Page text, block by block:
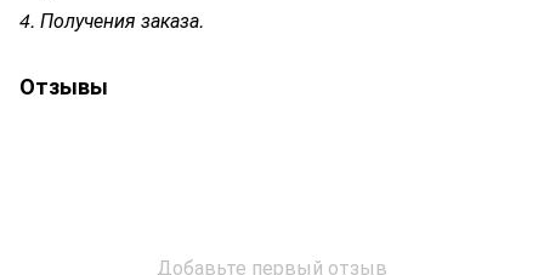
4. Получения заказа.
Отзывы
Добавьте первый отзыв